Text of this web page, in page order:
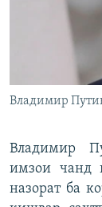
Владимир
Владимир
имзои чанд
назорат ба